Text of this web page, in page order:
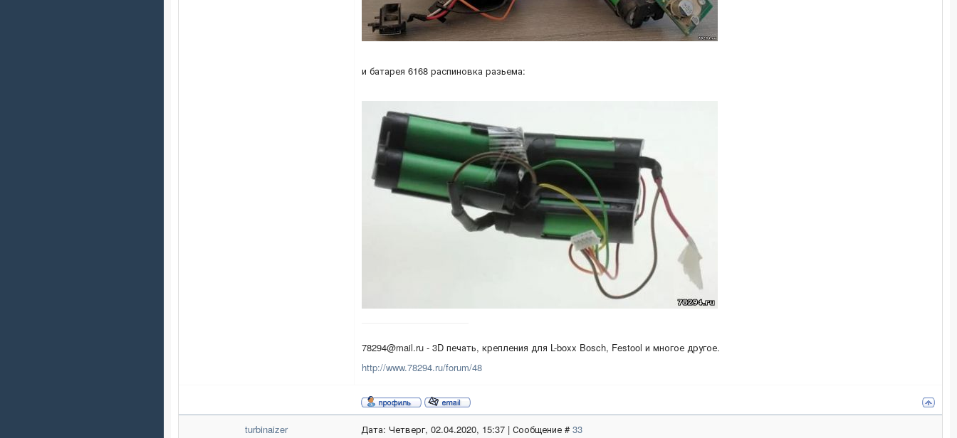
и батарея 6168 распиновка разьема:
78294@mail.ru - 3D печать, крепления для L-boxx Bosch, Festool и многое другое.
http://www.78294.ru/forum/48
turbinaizer Дата: Четверг, 02.04.2020, 15:37 | Сообщение # 33